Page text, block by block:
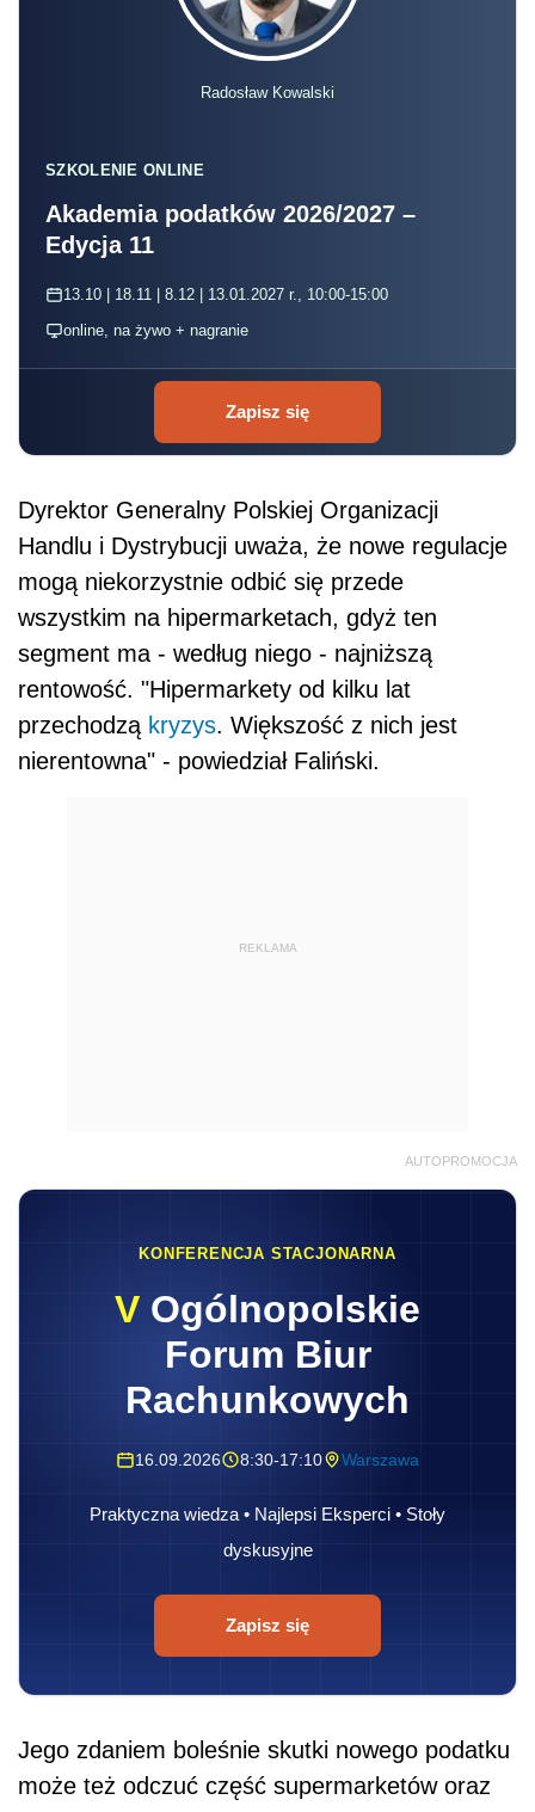
Radosław Kowalski
SZKOLENIE ONLINE
Akademia podatków 2026/2027 –
Edycja 11
13.10 | 18.11 | 8.12 | 13.01.2027 r., 10:00-15:00
online, na żywo + nagranie
Zapisz się
Dyrektor Generalny Polskiej Organizacji
Handlu i Dystrybucji uważa, że nowe regulacje
mogą niekorzystnie odbić się przede
wszystkim na hipermarketach, gdyż ten
segment ma - według niego - najniższą
rentowość. "Hipermarkety od kilku lat
przechodzą kryzys. Większość z nich jest
nierentowna" - powiedział Faliński.
REKLAMA
AUTOPROMOCJA
KONFERENCJA STACJONARNA
V Ogólnopolskie
Forum Biur
Rachunkowych
16.09.2026 8:30-17:10 Warszawa
Praktyczna wiedza • Najlepsi Eksperci • Stoły
dyskusyjne
Zapisz się
Jego zdaniem boleśnie skutki nowego podatku
może też odczuć część supermarketów oraz